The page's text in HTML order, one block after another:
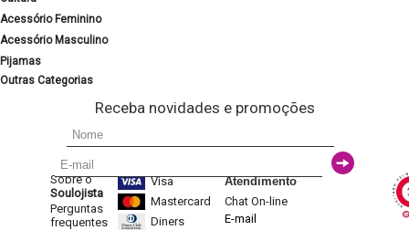
Acessório Feminino
Acessório Masculino
Pijamas
Outras Categorias
Receba novidades e promoções
Sobre o
Soulojista
Perguntas
frequentes
Visa
Mastercard
Diners
Atendimento
Chat On-line
E-mail